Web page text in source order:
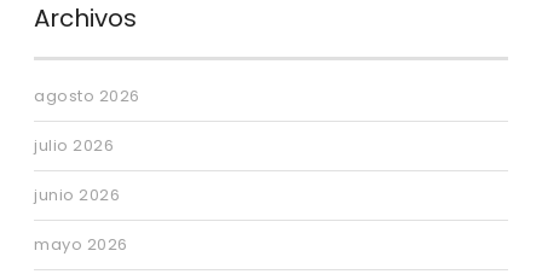
Archivos
agosto 2026
julio 2026
junio 2026
mayo 2026